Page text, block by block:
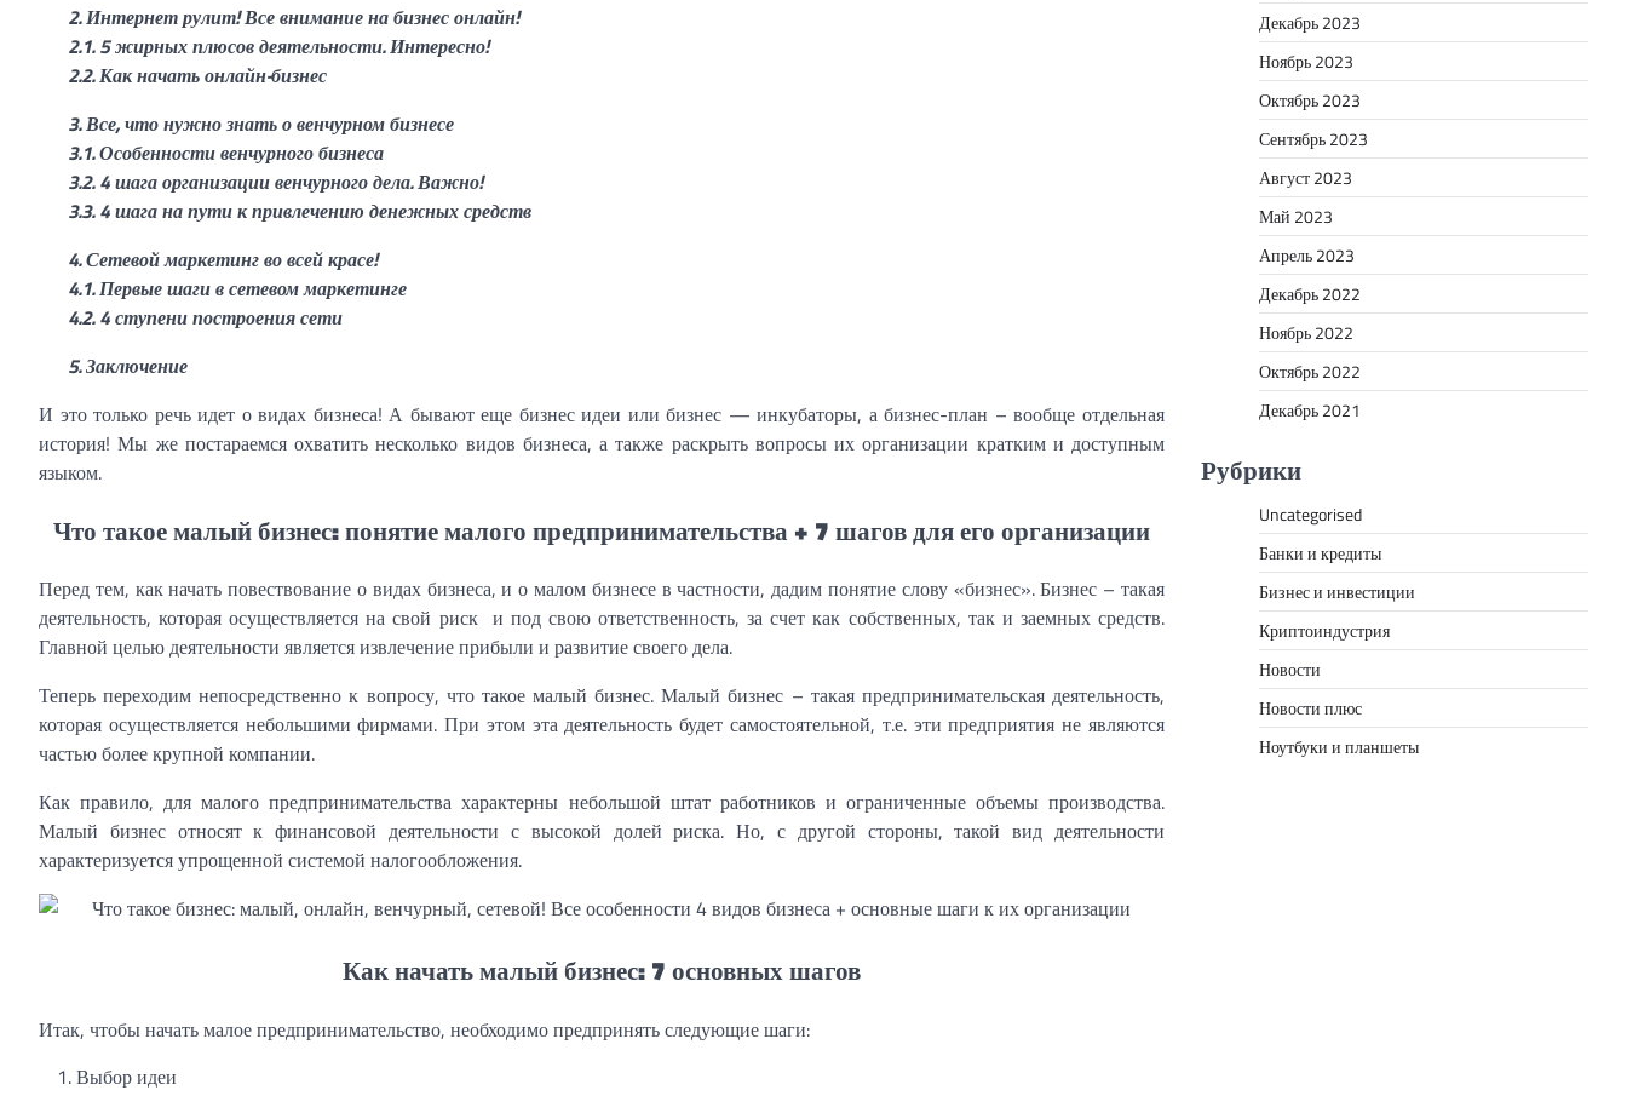
2. Интернет рулит! Все внимание на бизнес онлайн!
2.1. 5 жирных плюсов деятельности. Интересно!
2.2. Как начать онлайн-бизнес
3. Все, что нужно знать о венчурном бизнесе
3.1. Особенности венчурного бизнеса
3.2. 4 шага организации венчурного дела. Важно!
3.3. 4 шага на пути к привлечению денежных средств
4. Сетевой маркетинг во всей красе!
4.1. Первые шаги в сетевом маркетинге
4.2. 4 ступени построения сети
5. Заключение
И это только речь идет о видах бизнеса! А бывают еще бизнес идеи или бизнес — инкубаторы, а бизнес-план – вообще отдельная
история! Мы же постараемся охватить несколько видов бизнеса, а также раскрыть вопросы их организации кратким и доступным
языком.
Что такое малый бизнес: понятие малого предпринимательства + 7 шагов для его организации
Перед тем, как начать повествование о видах бизнеса, и о малом бизнесе в частности, дадим понятие слову «бизнес». Бизнес – такая
деятельность, которая осуществляется на свой риск и под свою ответственность, за счет как собственных, так и заемных средств.
Главной целью деятельности является извлечение прибыли и развитие своего дела.
Теперь переходим непосредственно к вопросу, что такое малый бизнес. Малый бизнес – такая предпринимательская деятельность,
которая осуществляется небольшими фирмами. При этом эта деятельность будет самостоятельной, т.е. эти предприятия не являются
частью более крупной компании.
Как правило, для малого предпринимательства характерны небольшой штат работников и ограниченные объемы производства.
Малый бизнес относят к финансовой деятельности с высокой долей риска. Но, с другой стороны, такой вид деятельности
характеризуется упрощенной системой налогообложения.
Как начать малый бизнес: 7 основных шагов
Итак, чтобы начать малое предпринимательство, необходимо предпринять следующие шаги:
Выбор идеи
Декабрь 2023
Ноябрь 2023
Октябрь 2023
Сентябрь 2023
Август 2023
Май 2023
Апрель 2023
Декабрь 2022
Ноябрь 2022
Октябрь 2022
Декабрь 2021
Рубрики
Uncategorised
Банки и кредиты
Бизнес и инвестиции
Криптоиндустрия
Новости
Новости плюс
Ноутбуки и планшеты